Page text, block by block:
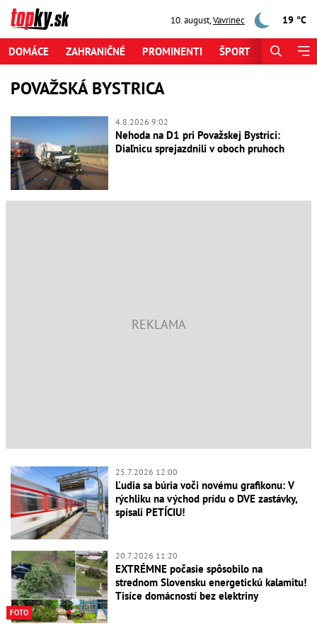
10. august,Vavrinec 19 °C
DOMÁCE ZAHRANIČNÉ PROMINENTI ŠPORT
POVAŽSKÁ BYSTRICA
4.8.2026 9:02
Nehoda na D1 pri Považskej Bystrici:
Diaľnicu sprejazdnili v oboch pruhoch
25.7.2026 12:00
Ľudia sa búria voči novému grafikonu: V
rýchliku na východ prídu o DVE zastávky,
spísali PETÍCIU!
FOTO
20.7.2026 11:20
EXTRÉMNE počasie spôsobilo na
strednom Slovensku energetickú kalamitu!
Tisíce domácností bez elektriny